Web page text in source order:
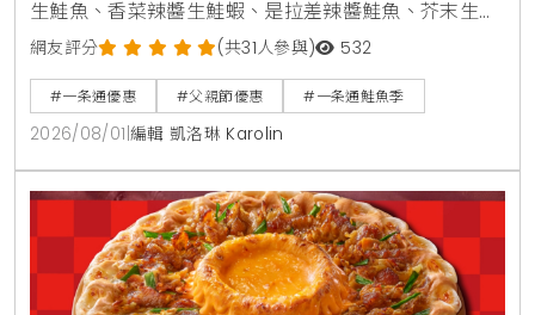
生鮭魚、香菜辣醬生鮭蝦、是拉差辣醬鮭魚、芥末生鮭
蝦貝海苔包、蟹醬沙拉鮭魚及美威鮭魚鬆軍艦等6款新
品，同步推出父親節增量優惠活動。
網友評分 (共31人參與) 532
#一条通優惠 #父親節優惠 #一条通鮭魚季
2026/08/01 編輯 凱洛琳 Karolin